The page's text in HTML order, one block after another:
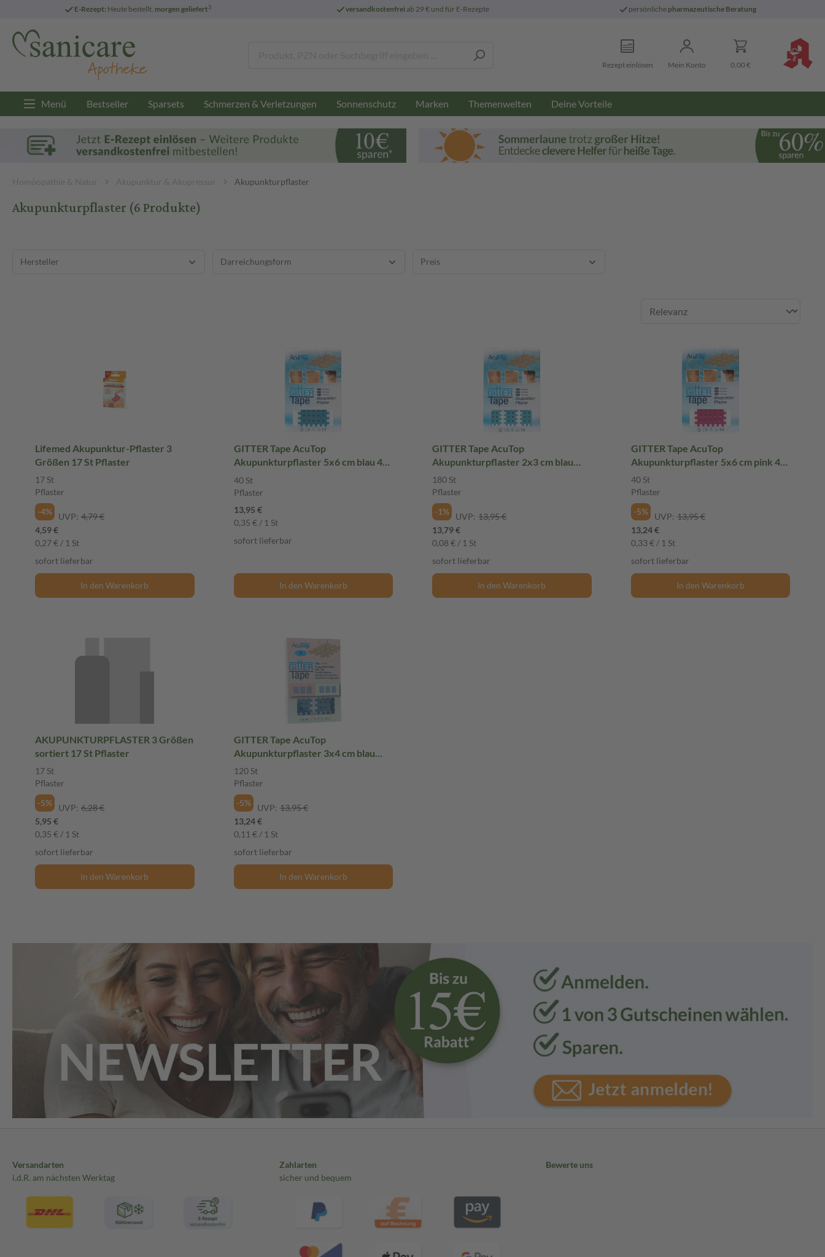
E-Rezept: Heute bestellt, morgen geliefert3 versandkostenfreiab 29 € und für E-Rezepte persönliche pharmazeutische Beratung
Rezept einlösen Mein Konto 0,00 €
Menü Bestseller Sparsets Schmerzen & Verletzungen Sonnenschutz Marken Themenwelten Deine Vorteile
Homöopathie & Natur Akupunktur & Akupressur Akupunkturpflaster
Akupunkturpflaster(6 Produkte)
Hersteller Darreichungsform Preis
Lifemed Akupunktur-Pflaster 3
Größen 17 St Pflaster
17 St
Pflaster
-4%
UVP: 4,79 €
4,59 €
0,27 € / 1 St
sofort lieferbar
In den Warenkorb
GITTER Tape AcuTop
Akupunkturpflaster 5x6 cm blau 40
St Pflaster
40 St
Pflaster
13,95 €
0,35 € / 1 St
sofort lieferbar
In den Warenkorb
GITTER Tape AcuTop
Akupunkturpflaster 2x3 cm blau
180 St Pflaster
180 St
Pflaster
-1%
UVP: 13,95 €
13,79 €
0,08 € / 1 St
sofort lieferbar
In den Warenkorb
GITTER Tape AcuTop
Akupunkturpflaster 5x6 cm pink 40
St Pflaster
40 St
Pflaster
-5%
UVP: 13,95 €
13,24 €
0,33 € / 1 St
sofort lieferbar
In den Warenkorb
AKUPUNKTURPFLASTER 3 Größen
sortiert 17 St Pflaster
17 St
Pflaster
-5%
UVP: 6,28 €
5,95 €
0,35 € / 1 St
sofort lieferbar
In den Warenkorb
GITTER Tape AcuTop
Akupunkturpflaster 3x4 cm blau
120 St Pflaster
120 St
Pflaster
-5%
UVP: 13,95 €
13,24 €
0,11 € / 1 St
sofort lieferbar
In den Warenkorb
Versandarten
i.d.R. am nächsten Werktag
Zahlarten
sicher und bequem
Bewerte uns